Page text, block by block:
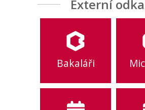
Externí
Bakaláři